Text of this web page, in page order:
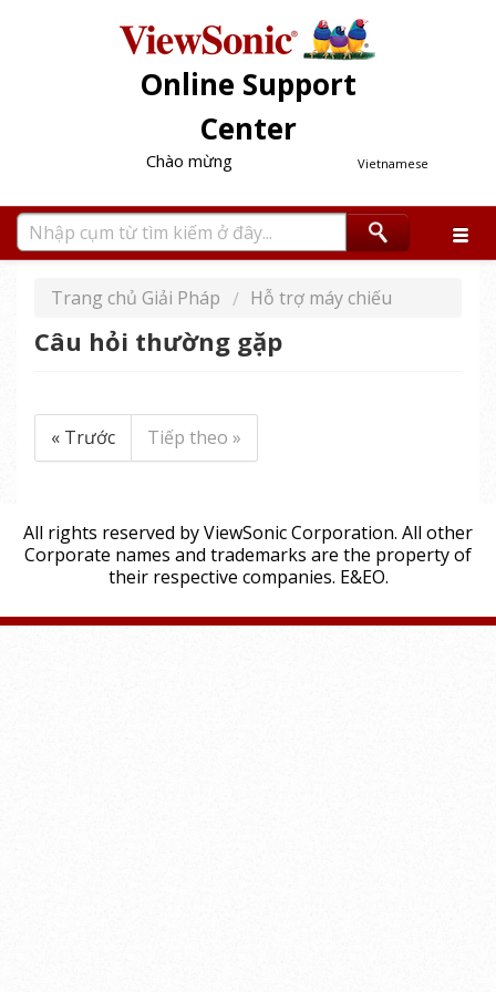
Online Support
Center
Vietnamese
Chào mừng
Trang chủ Giải Pháp Hỗ trợ máy chiếu
Câu hỏi thường gặp
« Trước Tiếp theo »
All rights reserved by ViewSonic Corporation. All other
Corporate names and trademarks are the property of
their respective companies. E&EO.